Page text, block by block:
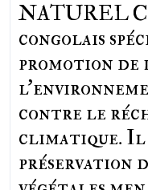
NATUREL
congolais
promotion
contre le
climatique. Il
préservation